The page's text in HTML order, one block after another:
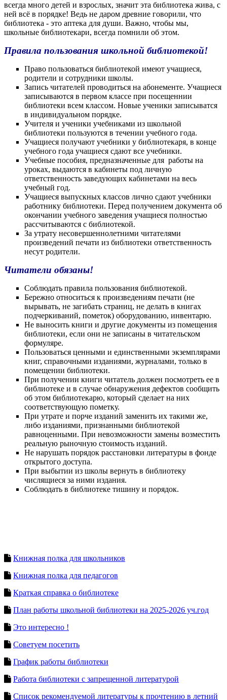
всегда много детей и взрослых, значит эта библиотека жива, с
ней всё в порядке! Ведь не даром древние говорили, что
библиотека - это аптека для души. Важно, чтобы мы,
школьные библиотекари, всегда помнили об этом.
Правила пользования школьной библиотекой!
Право пользоваться библиотекой имеют учащиеся,
родители и сотрудники школы.
Запись читателей проводиться на абонементе. Учащиеся
записываются в первом классе при посещеннии
библиотеки всем классом. Новые ученики записыватся
в индивидуальном порядке.
Учителя и ученики учебниками из школьной
библиотеки пользуются в течении учебного года.
Учащиеся получают учебники у библиотекаря, в конце
учебного года учащиеся сдают все учебники.
Учебные пособия, предназначенные для работы на
уроках, выдаются в кабинеты под личную
ответственность заведующих кабинетами на весь
учебный год.
Учащиеся выпускных классов лично сдают учебники
работнику библиотеки. Перед получением документа об
окончании учебного заведения учащиеся полностью
рассчитываются с библиотекой.
За утрату несовершеннолетними читателями
произведений печати из библиотеки ответственность
несут родители.
Читатели обязаны!
Соблюдать правила пользования библиотекой.
Бережно относиться к произведениям печати (не
вырывать, не загибать страниц, не делать в книгах
подчеркиваний, пометок) оборудованию, инвентарю.
Не выносить книги и другие документы из помещения
библиотеки, если они не записаны в читательском
формуляре.
Пользоваться ценными и единственными экземплярами
книг, справочными изданиями, журналами, только в
помещении библиотеки.
При получении книги читатель должен посмотреть ее в
библиотеке и в случае обнаружения дефектов сообщить
об этом библиотекарю, который сделает на них
соответствующую пометку.
При утрате и порче изданий заменить их такими же,
либо изданиями, признанными библиотекой
равноценными. При невозможности замены возместить
реальную рыночную стоимость изданий.
Не нарушать порядок расстановки литературы в фонде
открытого доступа.
При выбытии из школы вернуть в библиотеку
числящиеся за ними издания.
Соблюдать в библиотеке тишину и порядок.
Книжная полка для школьников
Книжная полка для педагогов
Краткая справка о библиотеке
План работы школьной библиотеки на 2025-2026 уч.год
Это интересно !
Советуем посетить
График работы библиотеки
Работа библиотеки с запрещенной литературой
Список рекомендуемой литературы к прочтению в летний